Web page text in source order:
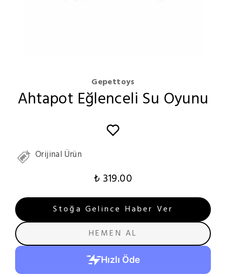
Gepettoys
Ahtapot Eğlenceli Su Oyunu
Orijinal Ürün
₺ 319.00
Stoğa Gelince Haber Ver
HEMEN AL